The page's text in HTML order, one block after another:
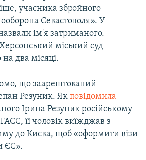
учасника збройного
Севастополя». У
ім'я затриманого.
міський суд
два місяці.
що заарештований –
Резуник. Як повідомила
Ірина Резуник російському
її чоловік виїжджав з
до Києва, щоб «оформити візи
ЄС».